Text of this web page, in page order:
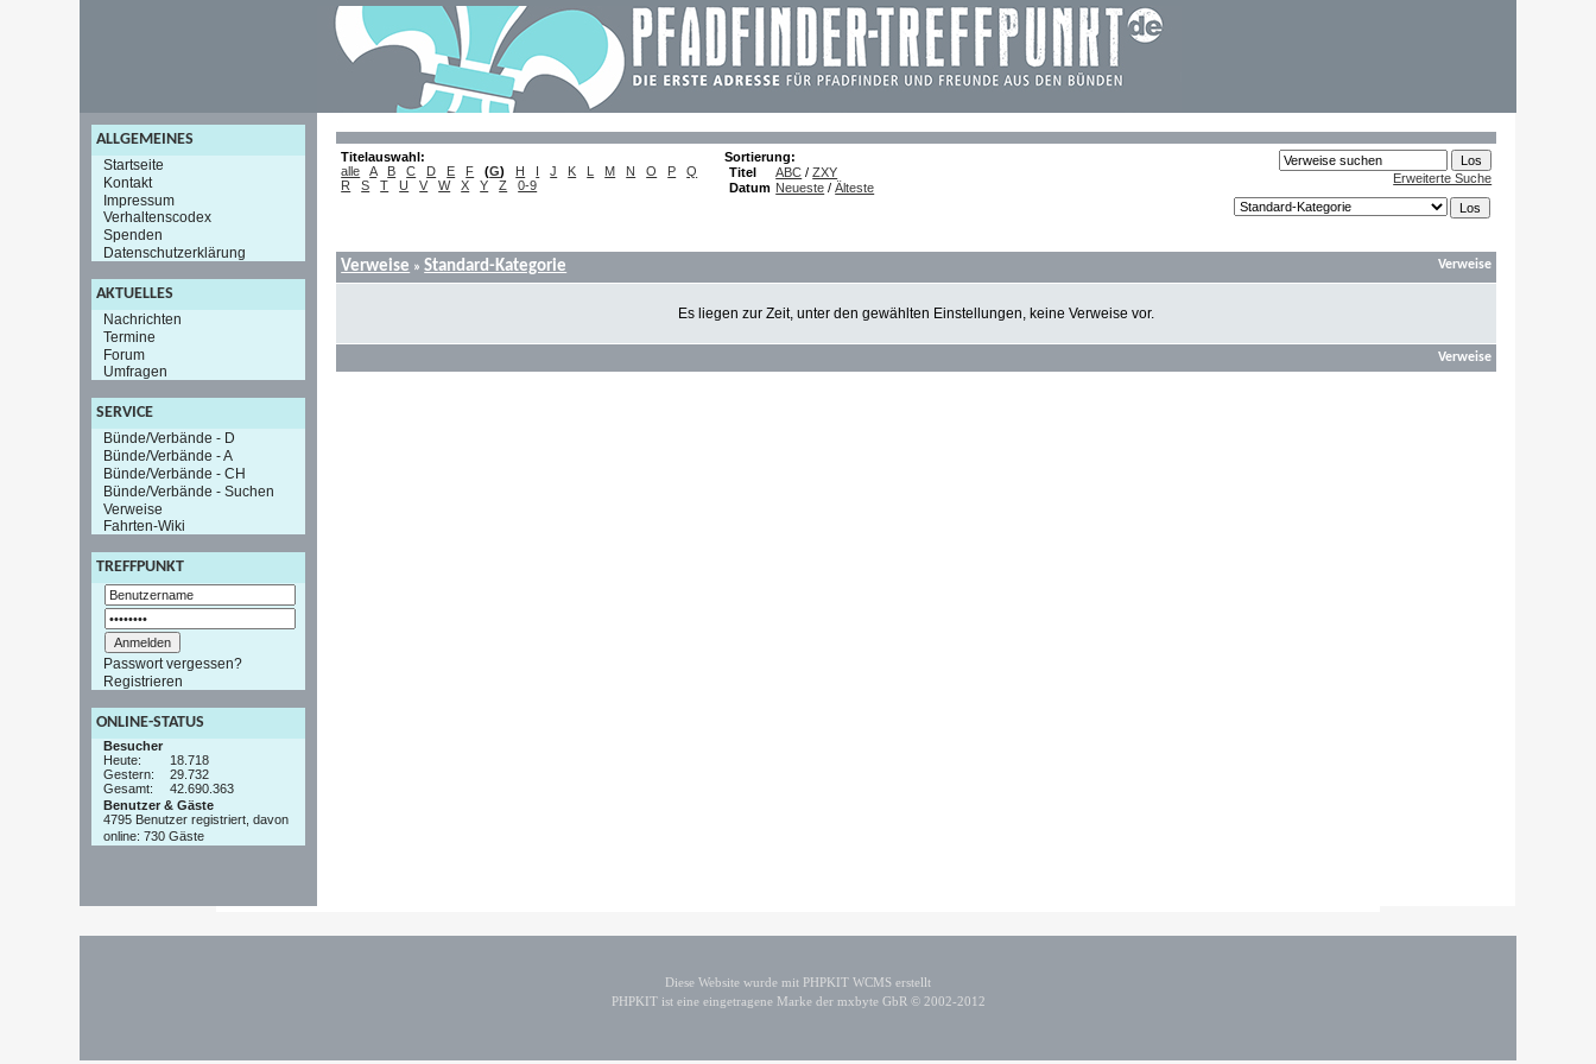
ALLGEMEINES
Startseite
Kontakt
Impressum
Verhaltenscodex
Spenden
Datenschutzerklärung
AKTUELLES
Nachrichten
Termine
Forum
Umfragen
SERVICE
Bünde/Verbände - D
Bünde/Verbände - A
Bünde/Verbände - CH
Bünde/Verbände - Suchen
Verweise
Fahrten-Wiki
TREFFPUNKT
Passwort vergessen?
Registrieren
ONLINE-STATUS
Besucher
Heute:
18.718
Gestern:
29.732
Gesamt:
42.690.363
Benutzer & Gäste
4795 Benutzer registriert, davon
online: 730 Gäste
Titelauswahl:
alle
A B C D E F (G) H I J K L M N O P
Q
R
S T U V W X Y Z 0-9
Sortierung:
Titel
ABC /ZXY
Datum Neueste /Älteste
Erweiterte Suche
Verweise »Standard-Kategorie Verweise
Es liegen zur Zeit, unter den gewählten Einstellungen, keine Verweise vor.
Verweise
Diese Website wurde mit PHPKIT WCMS erstellt
PHPKIT ist eine eingetragene Marke der mxbyte GbR © 2002-2012